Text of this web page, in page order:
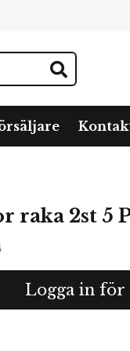
raka 2st 5
Logga in för